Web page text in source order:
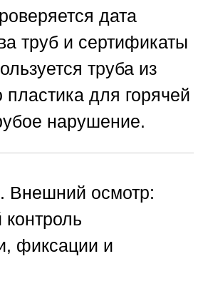
дата
труб и сертификаты
труба из
для горячей
нарушение.
Внешний осмотр:
фиксации и